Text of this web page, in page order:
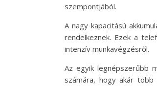
szempontjából.
A nagy kapacitású
rendelkeznek. Ezek a
intenzív munkavégzésről.
Az egyik legnépszerűbb
számára, hogy akár több